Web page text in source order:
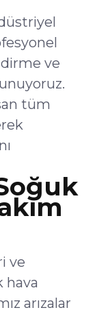
ve
tüm
ve
hava
arızalar